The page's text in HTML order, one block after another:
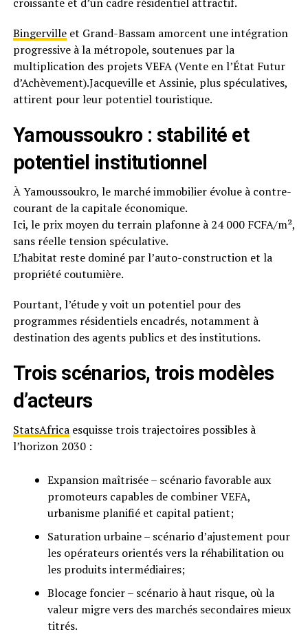
Bingervilleet Grand-Bassam amorcent une intégration
progressive à la métropole, soutenues par la
multiplication des projets VEFA (Vente en l’État Futur
d’Achèvement).Jacqueville et Assinie, plus spéculatives,
attirent pour leur potentiel touristique.
Yamoussoukro : stabilité et
potentiel institutionnel
À Yamoussoukro, le marché immobilier évolue à contre-
courant de la capitale économique.
Ici, le prix moyen du terrain plafonne à 24 000 FCFA/m²,
sans réelle tension spéculative.
L’habitat reste dominé par l’auto-construction et la
propriété coutumière.
Pourtant, l’étude y voit un potentiel pour des
programmes résidentiels encadrés, notamment à
destination des agents publics et des institutions.
Trois scénarios, trois modèles
d’acteurs
StatsAfricaesquisse trois trajectoires possibles à
l’horizon 2030 :
Expansion maîtrisée – scénario favorable aux
promoteurs capables de combiner VEFA,
urbanisme planifié et capital patient;
Saturation urbaine – scénario d’ajustement pour
les opérateurs orientés vers la réhabilitation ou
les produits intermédiaires;
Blocage foncier – scénario à haut risque, où la
valeur migre vers des marchés secondaires mieux
titrés.